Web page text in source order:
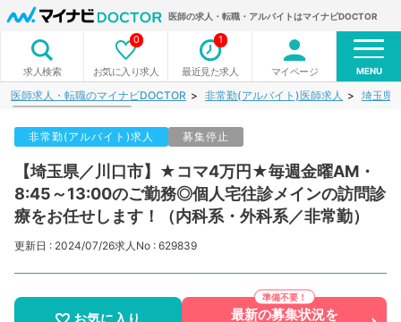
医師の求人・転職・アルバイトはマイナビDOCTOR
求人検索 お気に入り求人
0
最近見た求人
1
マイページ MENU
医師求人・転職のマイナビDOCTOR 非常勤(アルバイト)医師求人 埼玉県
非常勤(アルバイト)求人 募集停止
【埼玉県／川口市】★コマ4万円★毎週金曜AM・
8:45～13:00のご勤務◎個人宅往診メインの訪問診
療をお任せします！（内科系・外科系／非常勤）
更新日 : 2024/07/26求人No : 629839
お気に入り 最新の募集状況を